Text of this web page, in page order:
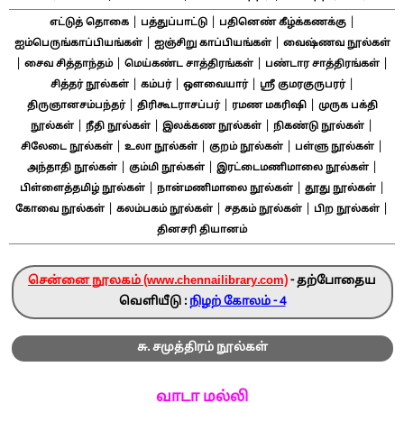
எட்டுத் தொகை| பத்துப்பாட்டு| பதினெண் கீழ்க்கணக்கு|
ஐம்பெருங்காப்பியங்கள்| ஐஞ்சிறு காப்பியங்கள்| வைஷ்ணவ நூல்கள்
சைவ சித்தாந்தம்| மெய்கண்ட சாத்திரங்கள் பண்டார சாத்திரங்கள்
சித்தர் நூல்கள்| கம்பர்| ஔவையார்| ஸ்ரீ குமரகுருபரர்|
திருஞானசம்பந்தர்| திரிகூடராசப்பர்| ரமண மகரிஷி|
முருக பக்தி
நூல்கள்
நீதி நூல்கள் இலக்கண நூல்கள் நிகண்டு நூல்கள்
சிலேடை நூல்கள் உலா நூல்கள் குறம் நூல்கள் பள்ளு நூல்கள்
அந்தாதி நூல்கள்| கும்மி நூல்கள்| இரட்டைமணிமாலை நூல்கள்|
பிள்ளைத்தமிழ் நூல்கள்| நான்மணிமாலை நூல்கள்| தூது நூல்கள்|
கோவை நூல்கள் கலம்பகம் நூல்கள் சதகம் நூல்கள் பிற நூல்கள்
தினசரி தியானம்
சென்னை நூலகம் (www.chennailibrary.com)- தற்போதைய
வெளியீடு : நிழற் கோலம் - 4
சு. சமுத்திரம் நூல்கள்
வாடா மல்லி